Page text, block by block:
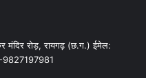
मंदिर रोड़, रायगढ़ (छ.ग.) ईमेल:
9827197981